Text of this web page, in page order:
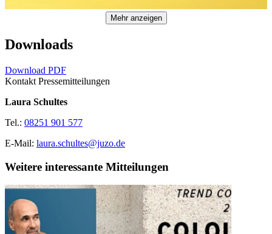
Mehr anzeigen
Downloads
Download PDF
Kontakt Pressemitteilungen
Laura Schultes
Tel.: 08251 901 577
E-Mail: laura.schultes@juzo.de
Weitere interessante Mitteilungen